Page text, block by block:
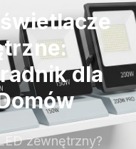
dla
zewnętrzny?